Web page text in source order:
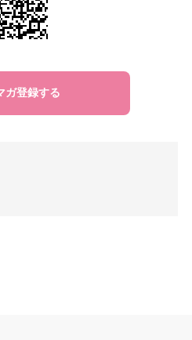
ガ登録する